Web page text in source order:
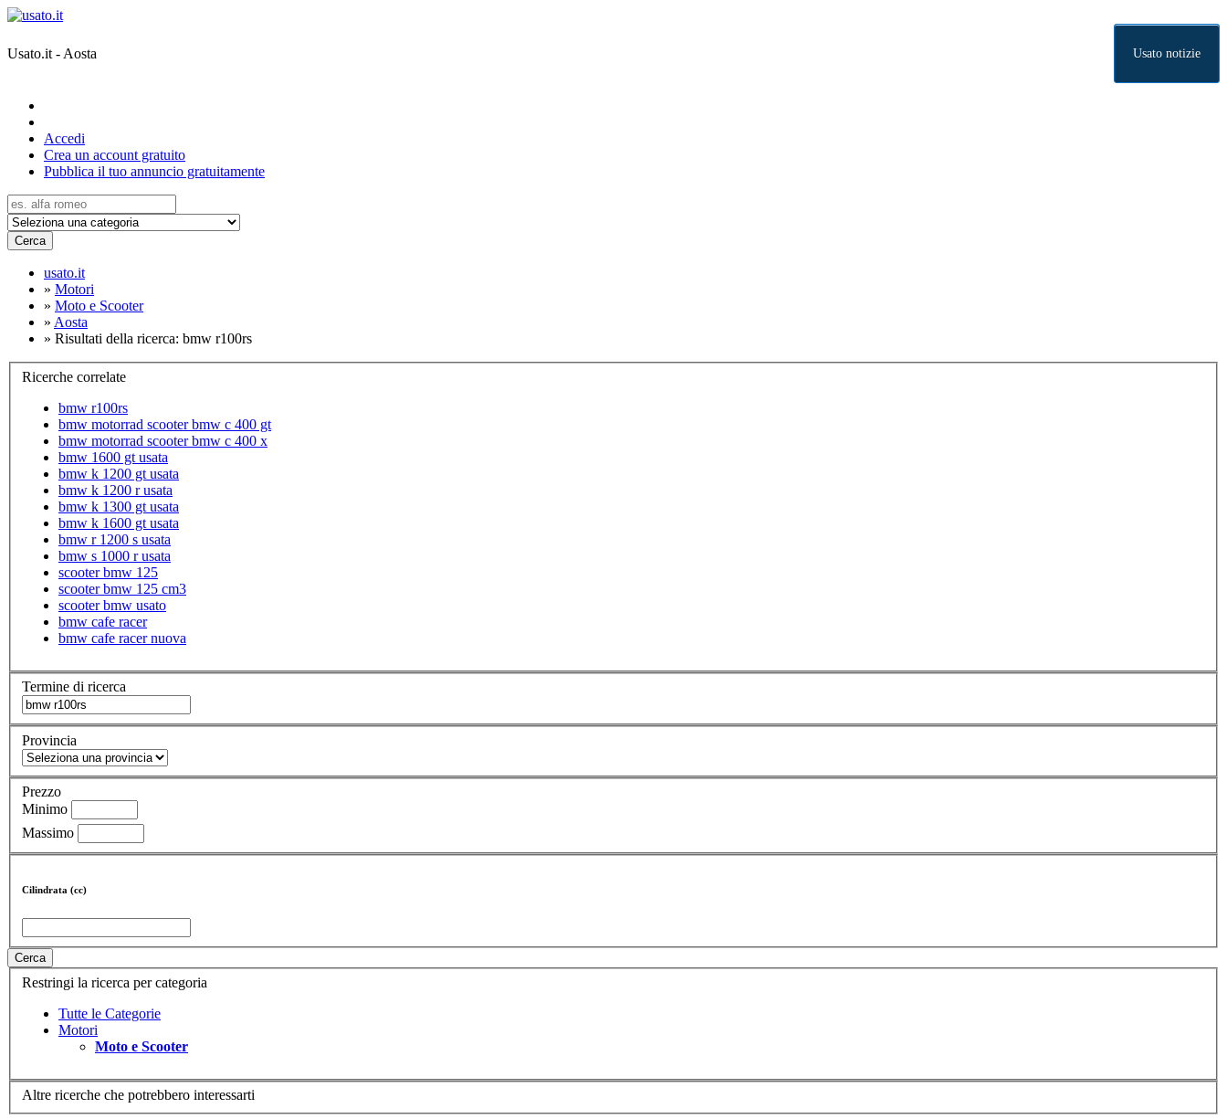
Usato.it - Aosta Usato notizie
Accedi
Crea un account gratuito
Pubblica il tuo annuncio gratuitamente
Cerca
usato.it
» Motori
» Moto e Scooter
» Aosta
» Risultati della ricerca: bmw r100rs
Ricerche correlate
bmw r100rs
bmw motorrad scooter bmw c 400 gt
bmw motorrad scooter bmw c 400 x
bmw 1600 gt usata
bmw k 1200 gt usata
bmw k 1200 r usata
bmw k 1300 gt usata
bmw k 1600 gt usata
bmw r 1200 s usata
bmw s 1000 r usata
scooter bmw 125
scooter bmw 125 cm3
scooter bmw usato
bmw cafe racer
bmw cafe racer nuova
Termine di ricerca
Provincia
Prezzo
Minimo
Massimo
Cilindrata (cc)
Cerca
Restringi la ricerca per categoria
Tutte le Categorie
Motori
Moto e Scooter
Altre ricerche che potrebbero interessarti